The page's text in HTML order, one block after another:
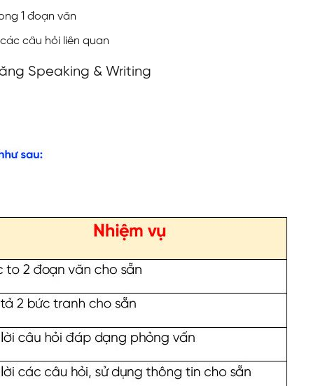
1 đoạn văn
câu hỏi liên quan
Speaking & Writing